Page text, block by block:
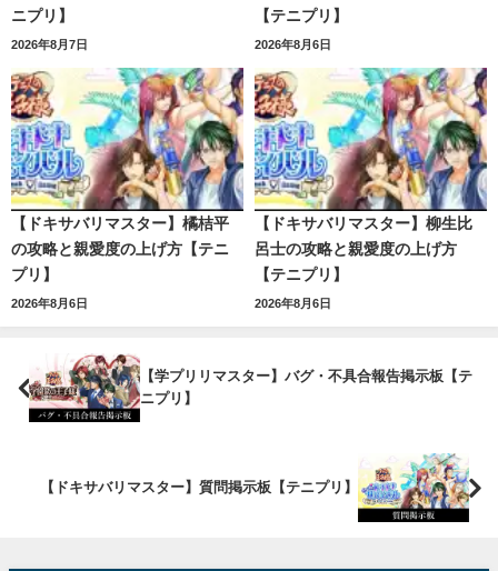
ニプリ】
2026年8月7日
【テニプリ】
2026年8月6日
【ドキサバリマスター】橘桔平
の攻略と親愛度の上げ方【テニ
プリ】
2026年8月6日
【ドキサバリマスター】柳生比
呂士の攻略と親愛度の上げ方
【テニプリ】
2026年8月6日
【学プリリマスター】バグ・不具合報告掲示板【テ
ニプリ】
【ドキサバリマスター】質問掲示板【テニプリ】